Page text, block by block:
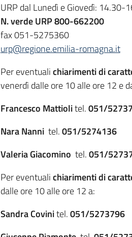
URP dal Lunedì e Giovedì: 14.30-
N. verde URP 800-662200
fax 051-5275360
urp@regione.emilia-romagna.it
Per eventualichiarimenti di
venerdì dalle ore 10 alle ore 12 e
Francesco Mattiolitel.051/
Nara Nannitel.051/5274136
Valeria Giacomino tel.051/
Per eventualichiarimenti di
dalle ore 10 alle ore 12 a:
Sandra Covinitel.051/5273796